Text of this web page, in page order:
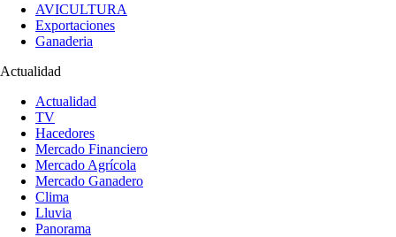
AVICULTURA
Exportaciones
Ganaderia
Actualidad
Actualidad
TV
Hacedores
Mercado Financiero
Mercado Agrícola
Mercado Ganadero
Clima
Lluvia
Panorama